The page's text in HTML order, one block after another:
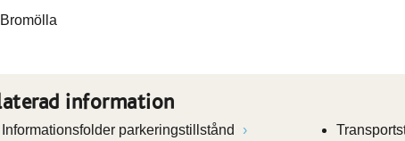
information
Informationsfolder parkeringstillstånd